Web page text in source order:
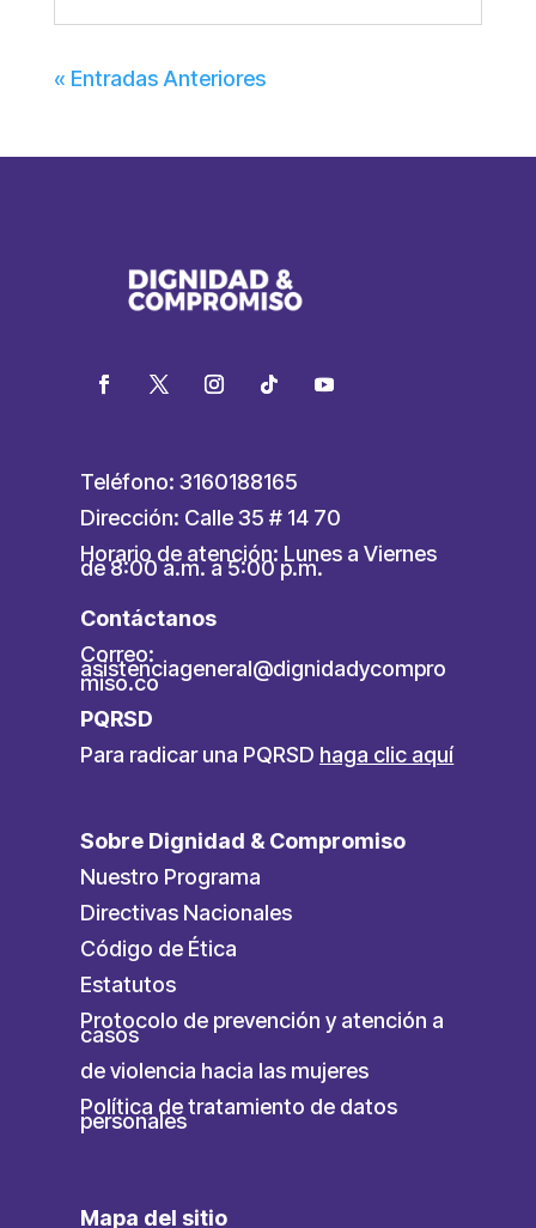
« Entradas Anteriores
Teléfono: 3160188165
Dirección: Calle 35 # 14 70
Horario de atención: Lunes a Viernes
de 8:00 a.m. a 5:00 p.m.
Contáctanos
Correo:
asistenciageneral@dignidadycompro
miso.co
PQRSD
Para radicar una PQRSD haga clic aquí
Sobre Dignidad & Compromiso
Nuestro Programa
Directivas Nacionales
Código de Ética
Estatutos
Protocolo de prevención y atención a
casos
de violencia hacia las mujeres
Política de tratamiento de datos
personales
Mapa del sitio